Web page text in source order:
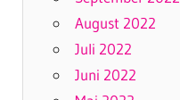
August 2022
Juli 2022
Juni 2022